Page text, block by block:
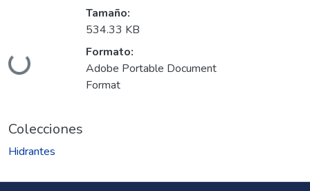
Cargando...
Tamaño:
534.33 KB
Formato:
Adobe Portable Document
Format
Colecciones
Hidrantes